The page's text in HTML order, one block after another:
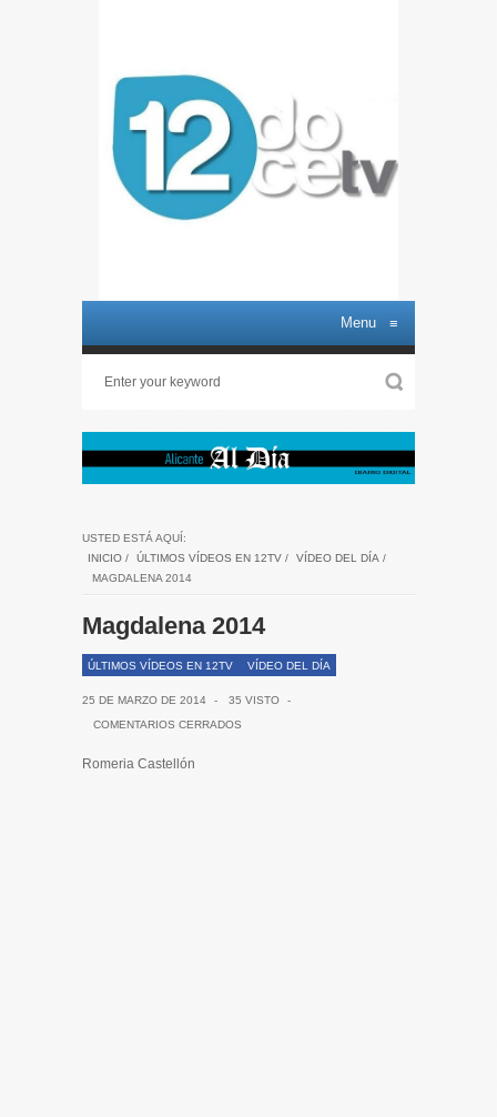
Menu ≡
USTED ESTÁ AQUÍ:
INICIO / ÚLTIMOS VÍDEOS EN 12TV / VÍDEO DEL DÍA /
MAGDALENA 2014
Magdalena 2014
ÚLTIMOS VÍDEOS EN 12TV VÍDEO DEL DÍA
25 DE MARZO DE 2014 - 35 VISTO
-
COMENTARIOS CERRADOS
Romeria Castellón